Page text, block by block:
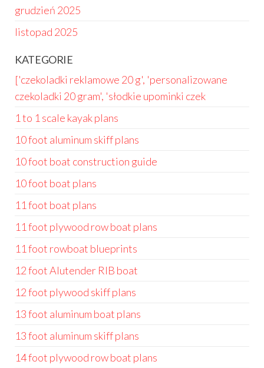
grudzień 2025
listopad 2025
KATEGORIE
['czekoladki reklamowe 20 g', 'personalizowane
czekoladki 20 gram', 'słodkie upominki czek
1 to 1 scale kayak plans
10 foot aluminum skiff plans
10 foot boat construction guide
10 foot boat plans
11 foot boat plans
11 foot plywood row boat plans
11 foot rowboat blueprints
12 foot Alutender RIB boat
12 foot plywood skiff plans
13 foot aluminum boat plans
13 foot aluminum skiff plans
14 foot plywood row boat plans